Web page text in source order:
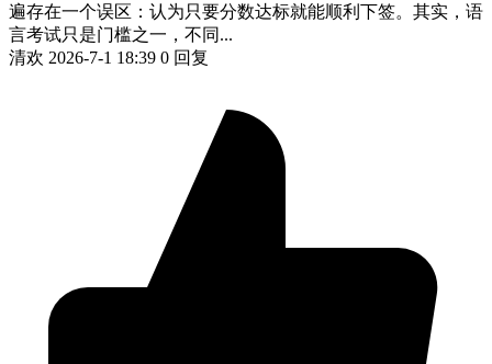
遍存在一个误区：认为只要分数达标就能顺利下签。其实，语
言考试只是门槛之一，不同...
清欢 2026-7-1 18:39 0 回复